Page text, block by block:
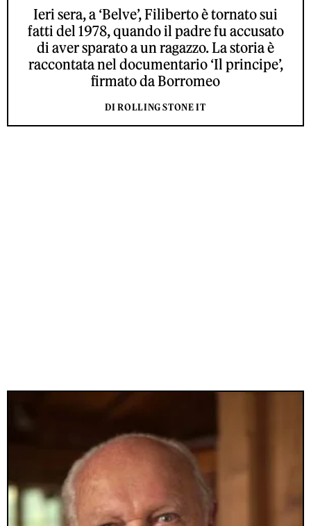
Ieri sera, a ‘Belve’, Filiberto è tornato sui
fatti del 1978, quando il padre fu accusato
di aver sparato a un ragazzo. La storia è
raccontata nel documentario ‘Il principe’,
firmato da Borromeo
DI ROLLING STONE IT